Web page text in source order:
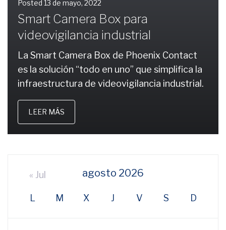
Posted 13 de mayo, 2022
Smart Camera Box para
videovigilancia industrial
La Smart Camera Box de Phoenix Contact
es la solución “todo en uno” que simplifica la
infraestructura de videovigilancia industrial.
LEER MÁS
agosto 2026
L M X J V S D
« Jul